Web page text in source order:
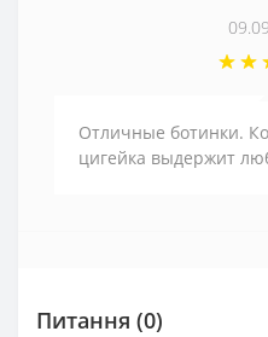
Отличные ботинки.
цигейка выдержит
Питання (0)